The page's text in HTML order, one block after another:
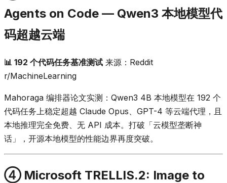
Agents on Code — Qwen3 本地模型代
码超越云端
📊 192 个代码任务基准测试 来源：Reddit
r/MachineLearning
Mahoraga 编排器论文实测：Qwen3 4B 本地模型在 192 个
代码任务上稳定超越 Claude Opus、GPT-4 等云端代理，且
本地推理完全免费、无 API 成本。打破「云模型垄断神
话」，开源本地模型的性能边界再度突破。
④ Microsoft TRELLIS.2: Image to